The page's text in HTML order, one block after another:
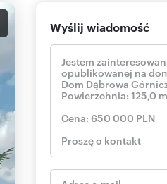
Wyślij wiadomość